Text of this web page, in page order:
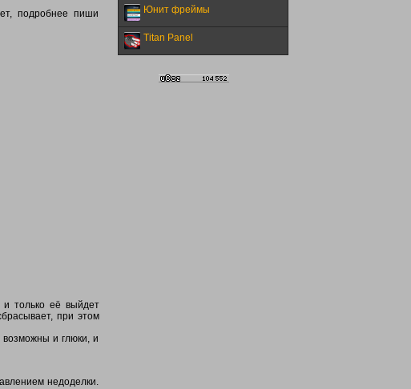
Юнит фреймы
Titan Panel
подробнее пиши
только её выйдет
при этом
и глюки, и
недоделки.